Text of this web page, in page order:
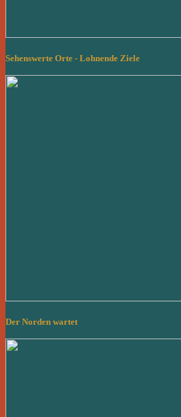
Sehenswerte Orte - Lohnende Ziele
Der Norden wartet